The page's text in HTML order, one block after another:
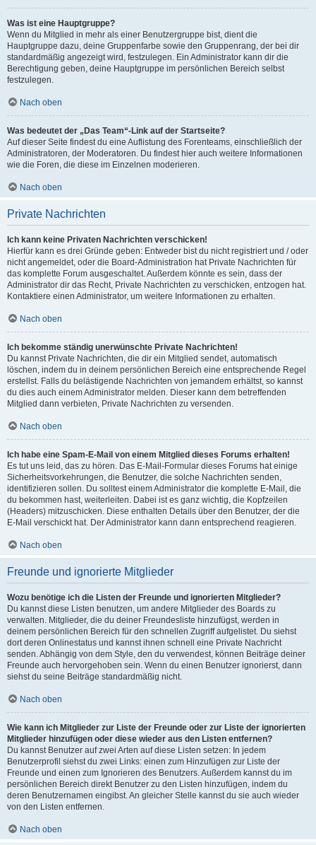
Was ist eine Hauptgruppe?
Wenn du Mitglied in mehr als einer Benutzergruppe bist, dient die
Hauptgruppe dazu, deine Gruppenfarbe sowie den Gruppenrang, der bei dir
standardmäßig angezeigt wird, festzulegen. Ein Administrator kann dir die
Berechtigung geben, deine Hauptgruppe im persönlichen Bereich selbst
festzulegen.
Nach oben
Was bedeutet der „Das Team“-Link auf der Startseite?
Auf dieser Seite findest du eine Auflistung des Forenteams, einschließlich der
Administratoren, der Moderatoren. Du findest hier auch weitere Informationen
wie die Foren, die diese im Einzelnen moderieren.
Nach oben
Private Nachrichten
Ich kann keine Privaten Nachrichten verschicken!
Hierfür kann es drei Gründe geben: Entweder bist du nicht registriert und / oder
nicht angemeldet, oder die Board-Administration hat Private Nachrichten für
das komplette Forum ausgeschaltet. Außerdem könnte es sein, dass der
Administrator dir das Recht, Private Nachrichten zu verschicken, entzogen hat.
Kontaktiere einen Administrator, um weitere Informationen zu erhalten.
Nach oben
Ich bekomme ständig unerwünschte Private Nachrichten!
Du kannst Private Nachrichten, die dir ein Mitglied sendet, automatisch
löschen, indem du in deinem persönlichen Bereich eine entsprechende Regel
erstellst. Falls du belästigende Nachrichten von jemandem erhältst, so kannst
du dies auch einem Administrator melden. Dieser kann dem betreffenden
Mitglied dann verbieten, Private Nachrichten zu versenden.
Nach oben
Ich habe eine Spam-E-Mail von einem Mitglied dieses Forums erhalten!
Es tut uns leid, das zu hören. Das E-Mail-Formular dieses Forums hat einige
Sicherheitsvorkehrungen, die Benutzer, die solche Nachrichten senden,
identifizieren sollen. Du solltest einem Administrator die komplette E-Mail, die
du bekommen hast, weiterleiten. Dabei ist es ganz wichtig, die Kopfzeilen
(Headers) mitzuschicken. Diese enthalten Details über den Benutzer, der die
E-Mail verschickt hat. Der Administrator kann dann entsprechend reagieren.
Nach oben
Freunde und ignorierte Mitglieder
Wozu benötige ich die Listen der Freunde und ignorierten Mitglieder?
Du kannst diese Listen benutzen, um andere Mitglieder des Boards zu
verwalten. Mitglieder, die du deiner Freundesliste hinzufügst, werden in
deinem persönlichen Bereich für den schnellen Zugriff aufgelistet. Du siehst
dort deren Onlinestatus und kannst ihnen schnell eine Private Nachricht
senden. Abhängig von dem Style, den du verwendest, können Beiträge deiner
Freunde auch hervorgehoben sein. Wenn du einen Benutzer ignorierst, dann
siehst du seine Beiträge standardmäßig nicht.
Nach oben
Wie kann ich Mitglieder zur Liste der Freunde oder zur Liste der ignorierten
Mitglieder hinzufügen oder diese wieder aus den Listen entfernen?
Du kannst Benutzer auf zwei Arten auf diese Listen setzen: In jedem
Benutzerprofil siehst du zwei Links: einen zum Hinzufügen zur Liste der
Freunde und einen zum Ignorieren des Benutzers. Außerdem kannst du im
persönlichen Bereich direkt Benutzer zu den Listen hinzufügen, indem du
deren Benutzernamen eingibst. An gleicher Stelle kannst du sie auch wieder
von den Listen entfernen.
Nach oben